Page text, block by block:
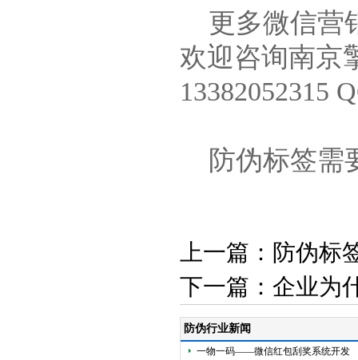
更多微信营
欢迎咨询南京
13382052315
防伪标签需
上一篇： 防伪标
下一篇： 企业为
防伪行业新闻
一物一码——微信红包刮奖系统开发